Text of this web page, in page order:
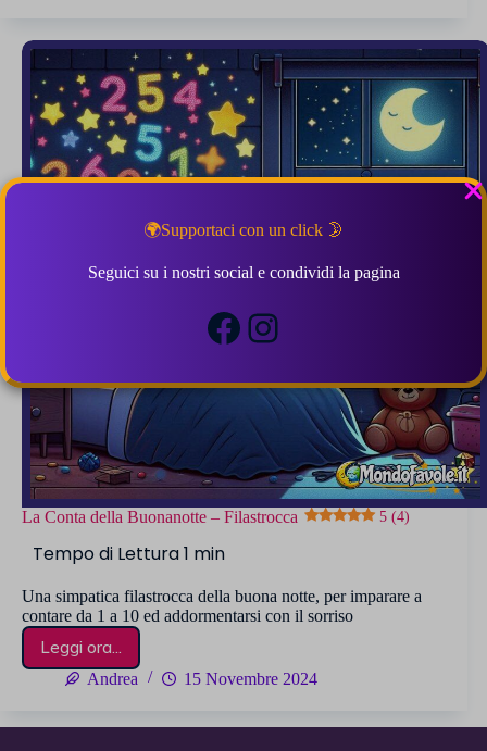
🌍Supportaci con un click 🌛
Seguici su i nostri social e condividi la pagina
Facebook
Instagram
4.2 (6)
La Conta della Buonanotte – Filastrocca 5 (4)
Una simpatica filastrocca della buona notte, per imparare a
contare da 1 a 10 ed addormentarsi con il sorriso
Leggi ora...
La
Conta
Andrea 15 Novembre 2024